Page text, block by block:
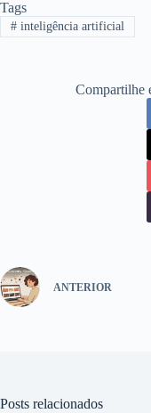
Tags
#inteligência artificial
Compartilhe
ANTERIOR
Posts relacionados